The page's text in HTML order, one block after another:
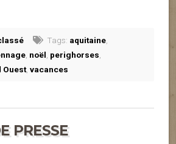
Tags: aquitaine
noël perighorses
Ouest, vacances
PRESSE